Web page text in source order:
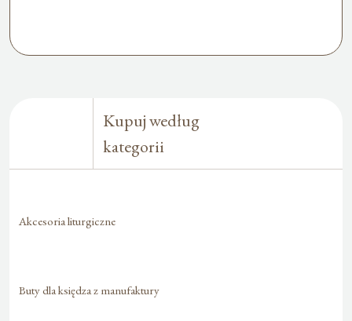
Kupuj według
kategorii
Akcesoria liturgiczne
Buty dla księdza z manufaktury